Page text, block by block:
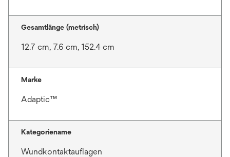
Gesamtlänge (metrisch)
12.7 cm, 7.6 cm, 152.4 cm
Marke
Adaptic™
Kategoriename
Wundkontaktauflagen